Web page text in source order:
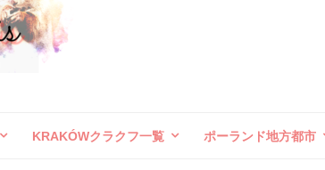
KRAKÓWクラクフ一覧 ポーランド地方都市